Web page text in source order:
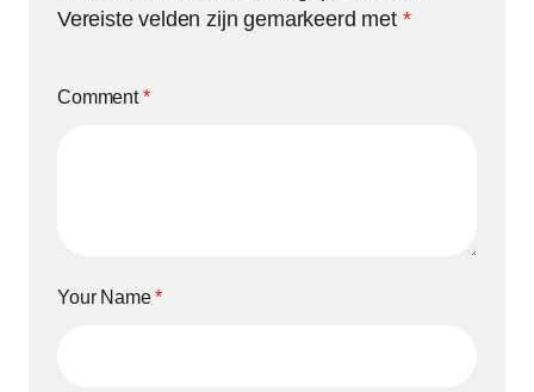
Vereiste velden zijn gemarkeerd met *
Comment*
Your Name*